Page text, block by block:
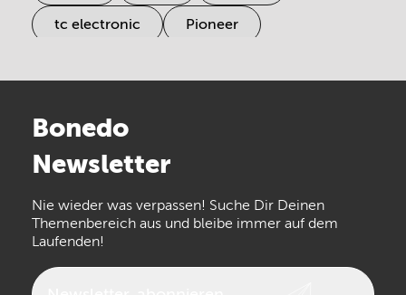
tc electronic Pioneer
Arturia
the t.bone
Walrus Audio Epiphone
Bonedo
Newsletter
Nie wieder was verpassen! Suche Dir Deinen
Themenbereich aus und bleibe immer auf dem
Laufenden!